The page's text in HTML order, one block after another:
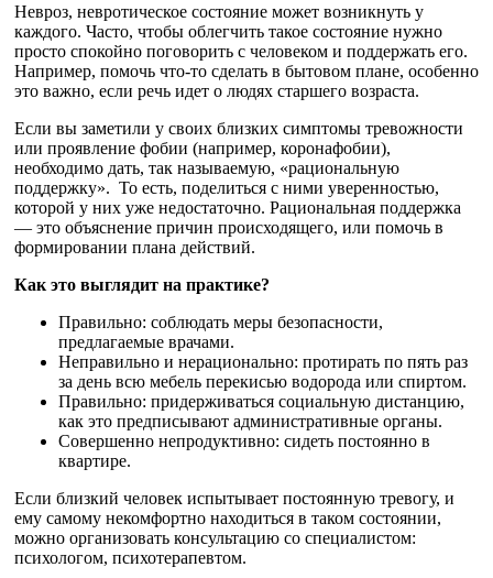
Невроз, невротическое состояние может возникнуть у
каждого. Часто, чтобы облегчить такое состояние нужно
просто спокойно поговорить с человеком и поддержать его.
Например, помочь что-то сделать в бытовом плане, особенно
это важно, если речь идет о людях старшего возраста.
Если вы заметили у своих близких симптомы тревожности
или проявление фобии (например, коронафобии),
необходимо дать, так называемую, «рациональную
поддержку». То есть, поделиться с ними уверенностью,
которой у них уже недостаточно. Рациональная поддержка
— это объяснение причин происходящего, или помочь в
формировании плана действий.
Как это выглядит на практике?
Правильно: соблюдать меры безопасности,
предлагаемые врачами.
Неправильно и нерационально: протирать по пять раз
за день всю мебель перекисью водорода или спиртом.
Правильно: придерживаться социальную дистанцию,
как это предписывают административные органы.
Совершенно непродуктивно: сидеть постоянно в
квартире.
Если близкий человек испытывает постоянную тревогу, и
ему самому некомфортно находиться в таком состоянии,
можно организовать консультацию со специалистом:
психологом, психотерапевтом.